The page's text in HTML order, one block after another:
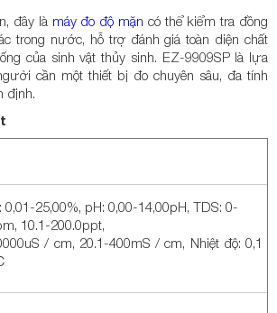
đây là máy đo độ mặn có thể kiểm tra đồng
trong nước, hỗ trợ đánh giá toàn diện chất
của sinh vật thủy sinh. EZ-9909SP là lựa
cần một thiết bị đo chuyên sâu, đa tính
định.
0,01-25,00%, pH: 0,00-14,00pH, TDS: 0-
10.1-200.0ppt,
/ cm, 20.1-400mS / cm, Nhiệt độ: 0,1